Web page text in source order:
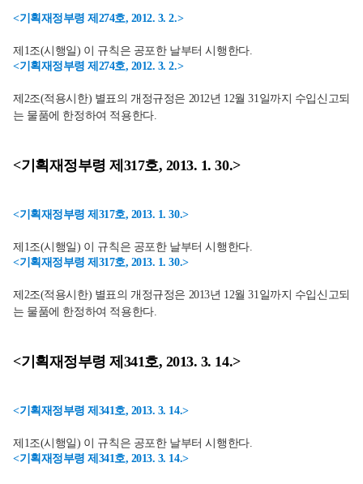
<기획재정부령 제274호, 2012. 3. 2.>
제1조(시행일) 이 규칙은 공포한 날부터 시행한다.
<기획재정부령 제274호, 2012. 3. 2.>
제2조(적용시한) 별표의 개정규정은 2012년 12월 31일까지 수입신고되
는 물품에 한정하여 적용한다.
<기획재정부령 제317호, 2013. 1. 30.>
<기획재정부령 제317호, 2013. 1. 30.>
제1조(시행일) 이 규칙은 공포한 날부터 시행한다.
<기획재정부령 제317호, 2013. 1. 30.>
제2조(적용시한) 별표의 개정규정은 2013년 12월 31일까지 수입신고되
는 물품에 한정하여 적용한다.
<기획재정부령 제341호, 2013. 3. 14.>
<기획재정부령 제341호, 2013. 3. 14.>
제1조(시행일) 이 규칙은 공포한 날부터 시행한다.
<기획재정부령 제341호, 2013. 3. 14.>